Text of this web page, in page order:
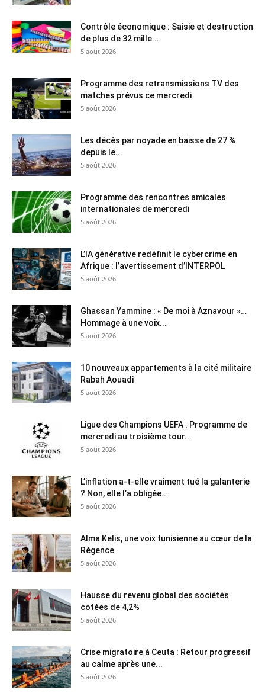
Contrôle économique : Saisie et destruction
de plus de 32 mille...
5 août 2026
Programme des retransmissions TV des
matches prévus ce mercredi
5 août 2026
Les décès par noyade en baisse de 27 %
depuis le...
5 août 2026
Programme des rencontres amicales
internationales de mercredi
5 août 2026
L’IA générative redéfinit le cybercrime en
Afrique : l’avertissement d’INTERPOL
5 août 2026
Ghassan Yammine : « De moi à Aznavour »…
Hommage à une voix...
5 août 2026
10 nouveaux appartements à la cité militaire
Rabah Aouadi
5 août 2026
Ligue des Champions UEFA : Programme de
mercredi au troisième tour...
5 août 2026
L’inflation a-t-elle vraiment tué la galanterie
? Non, elle l’a obligée...
5 août 2026
Alma Kelis, une voix tunisienne au cœur de la
Régence
5 août 2026
Hausse du revenu global des sociétés
cotées de 4,2%
5 août 2026
Crise migratoire à Ceuta : Retour progressif
au calme après une...
5 août 2026